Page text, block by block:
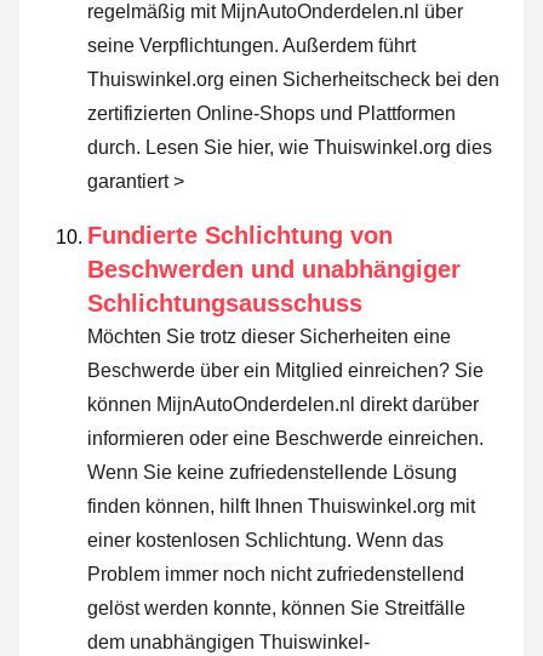
regelmäßig mit MijnAutoOnderdelen.nl über
seine Verpflichtungen. Außerdem führt
Thuiswinkel.org einen Sicherheitscheck bei den
zertifizierten Online-Shops und Plattformen
durch. Lesen Sie hier, wie Thuiswinkel.org dies
garantiert >
Fundierte Schlichtung von
Beschwerden und unabhängiger
Schlichtungsausschuss
Möchten Sie trotz dieser Sicherheiten eine
Beschwerde über ein Mitglied einreichen? Sie
können MijnAutoOnderdelen.nl direkt darüber
informieren oder eine Beschwerde einreichen.
Wenn Sie keine zufriedenstellende Lösung
finden können, hilft Ihnen Thuiswinkel.org mit
einer kostenlosen Schlichtung. Wenn das
Problem immer noch nicht zufriedenstellend
gelöst werden konnte, können Sie Streitfälle
dem unabhängigen Thuiswinkel-